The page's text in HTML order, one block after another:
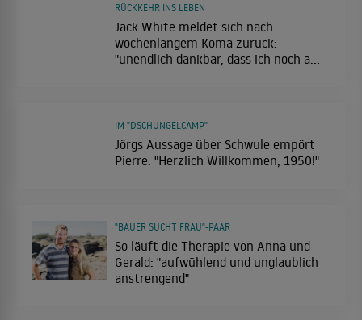
Jack White meldet sich nach
wochenlangem Koma zurück:
"unendlich dankbar, dass ich noch am
RÜCKKEHR INS LEBEN
Jörgs Aussage über Schwule empört
Pierre: "Herzlich Willkommen, 1950!"
IM "DSCHUNGELCAMP"
So läuft die Therapie von Anna und
Gerald: "aufwühlend und unglaublich
anstrengend"
"BAUER SUCHT FRAU"-PAAR